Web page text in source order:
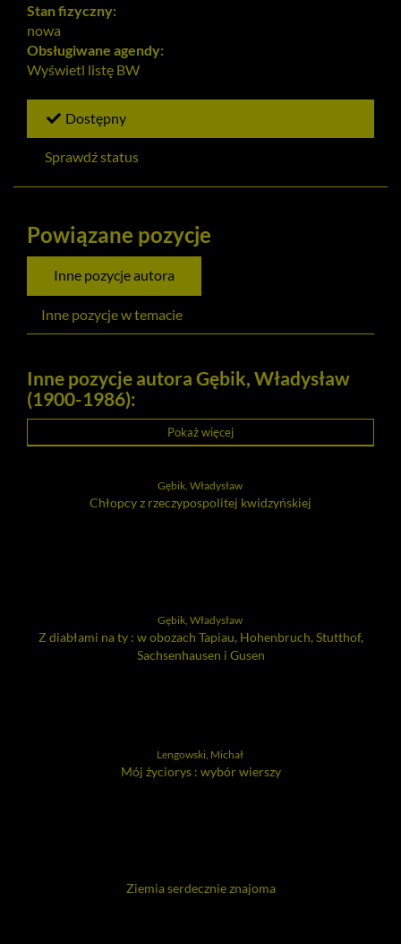
Stan fizyczny:
nowa
Obsługiwane agendy:
Wyświetl listę BW
Dostępny
Sprawdź status
Powiązane pozycje
Inne pozycje autora
Inne pozycje w temacie
Inne pozycje autora Gębik, Władysław
(1900-1986):
Pokaż więcej
Gębik, Władysław
Chłopcy z rzeczypospolitej kwidzyńskiej
Gębik, Władysław
Z diabłami na ty : w obozach Tapiau, Hohenbruch, Stutthof,
Sachsenhausen i Gusen
Lengowski, Michał
Mój życiorys : wybór wierszy
Ziemia serdecznie znajoma